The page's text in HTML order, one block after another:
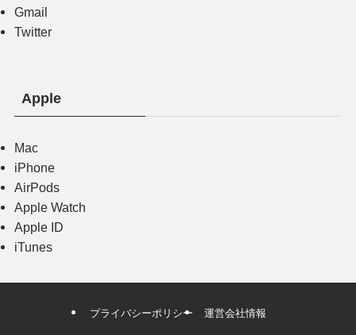
Gmail
Twitter
Apple
Mac
iPhone
AirPods
Apple Watch
Apple ID
iTunes
プライバシーポリシー 運営会社情報